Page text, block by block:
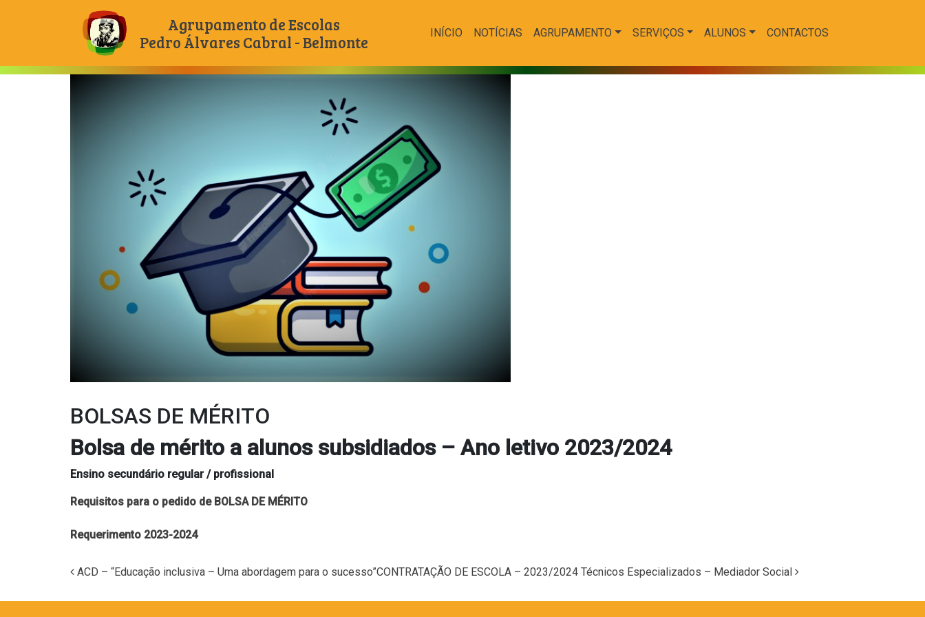
Main Navigation
Agrupamento de Escolas
Pedro Álvares Cabral - Belmonte
INÍCIO NOTÍCIAS AGRUPAMENTO SERVIÇOS ALUNOS CONTACTOS
BOLSAS DE MÉRITO
Bolsa de mérito a alunos subsidiados – Ano letivo 2023/2024
Ensino secundário regular / profissional
Requisitos para o pedido de BOLSA DE MÉRITO
Requerimento 2023-2024
ACD – “Educação inclusiva – Uma abordagem para o sucesso”CONTRATAÇÃO DE ESCOLA – 2023/2024 Técnicos Especializados – Mediador Social